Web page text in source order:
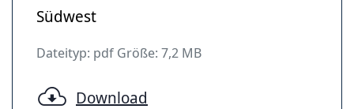
Südwest
Dateityp: pdf Größe: 7,2 MB
Download